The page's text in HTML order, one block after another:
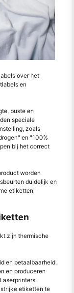
over het
en
buste en
speciale
zoals
en "100%
bij het correct
worden
duidelijk en
etiketten"
zijn thermische
en betaalbaarheid.
en produceren
etiketten te